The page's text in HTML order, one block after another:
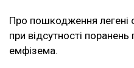
Про пошкодження легені
при відсутності поранень
емфізема.